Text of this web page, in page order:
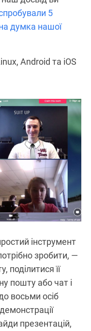
5
думка нашої
Android та iOS
інструмент
зробити, —
поділитися її
пошту або чат і
восьми осіб
презентацій,